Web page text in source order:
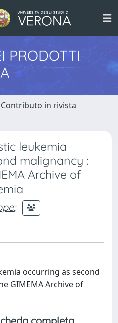
PRODOTTI
in rivista
leukemia
malignancy :
Archive of
;
occurring as second
GIMEMA Archive of